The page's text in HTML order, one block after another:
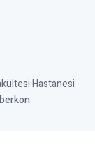
Hastanesi